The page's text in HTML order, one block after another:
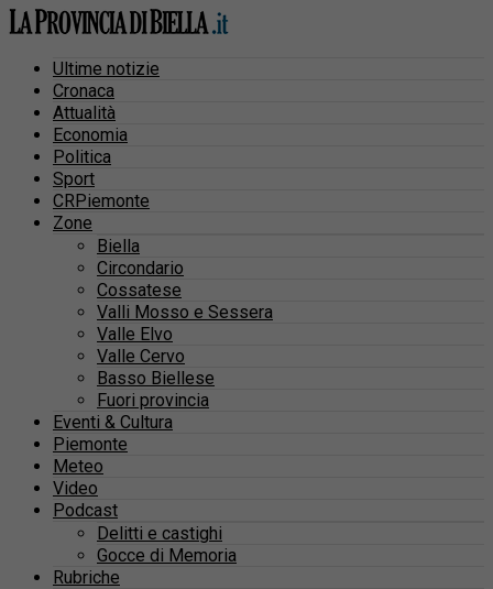
Ultime notizie
Cronaca
Attualità
Economia
Politica
Sport
CRPiemonte
Zone
Biella
Circondario
Cossatese
Valli Mosso e Sessera
Valle Elvo
Valle Cervo
Basso Biellese
Fuori provincia
Eventi & Cultura
Piemonte
Meteo
Video
Podcast
Delitti e castighi
Gocce di Memoria
Rubriche